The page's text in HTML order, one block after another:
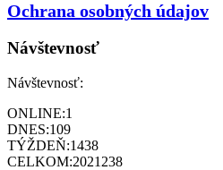
Ochrana osobných údajov
Návštevnosť
Návštevnosť:
ONLINE:1
DNES:109
TÝŽDEŇ:1438
CELKOM:2021238